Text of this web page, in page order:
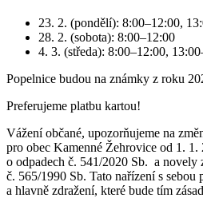
23. 2. (pondělí): 8:00–12:00,
28. 2. (sobota): 8:00–12:00
4. 3. (středa): 8:00–12:00,
Popelnice budou na známky z roku
Preferujeme platbu kartou!
Vážení občané, upozorňujeme na
pro obec Kamenné Žehrovice od 1. 1.
o odpadech č. 541/2020 Sb. a novely
č. 565/1990 Sb. Tato nařízení s sebou
a hlavně zdražení, které bude tím